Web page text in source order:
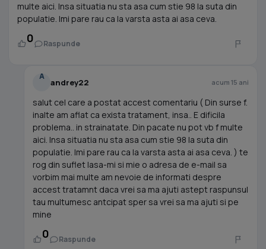
multe aici. Insa situatia nu sta asa cum stie 98 la suta din
populatie. Imi pare rau ca la varsta asta ai asa ceva.
0 Raspunde
A
andrey22 acum 15 ani
salut cel care a postat accest comentariu ( Din surse f.
inalte am aflat ca exista tratament, insa.. E dificila
problema.. in strainatate. Din pacate nu pot vb f multe
aici. Insa situatia nu sta asa cum stie 98 la suta din
populatie. Imi pare rau ca la varsta asta ai asa ceva. ) te
rog din suflet lasa-mi si mie o adresa de e-mail sa
vorbim mai multe am nevoie de informati despre
accest tratamnt daca vrei sa ma ajuti astept raspunsul
tau multumesc antcipat sper sa vrei sa ma ajuti si pe
mine
0 Raspunde